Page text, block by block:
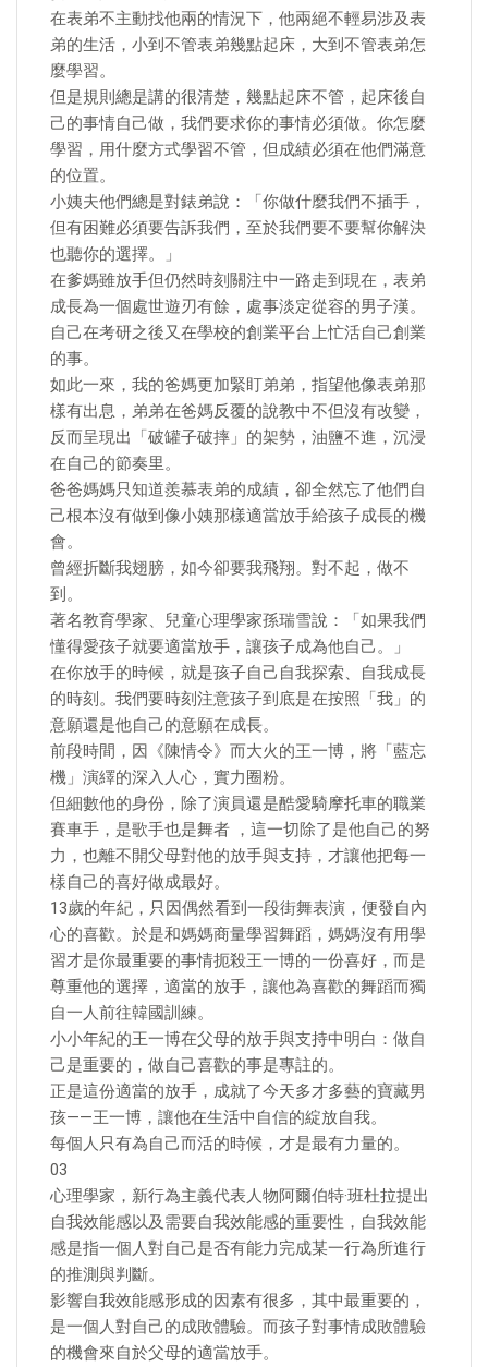
在表弟不主動找他兩的情況下，他兩絕不輕易涉及表
弟的生活，小到不管表弟幾點起床，大到不管表弟怎
麼學習。
但是規則總是講的很清楚，幾點起床不管，起床後自
己的事情自己做，我們要求你的事情必須做。你怎麼
學習，用什麼方式學習不管，但成績必須在他們滿意
的位置。
小姨夫他們總是對錶弟說：「你做什麼我們不插手，
但有困難必須要告訴我們，至於我們要不要幫你解決
也聽你的選擇。」
在爹媽雖放手但仍然時刻關注中一路走到現在，表弟
成長為一個處世遊刃有餘，處事淡定從容的男子漢。
自己在考研之後又在學校的創業平台上忙活自己創業
的事。
如此一來，我的爸媽更加緊盯弟弟，指望他像表弟那
樣有出息，弟弟在爸媽反覆的說教中不但沒有改變，
反而呈現出「破罐子破摔」的架勢，油鹽不進，沉浸
在自己的節奏里。
爸爸媽媽只知道羨慕表弟的成績，卻全然忘了他們自
己根本沒有做到像小姨那樣適當放手給孩子成長的機
會。
曾經折斷我翅膀，如今卻要我飛翔。對不起，做不
到。
著名教育學家、兒童心理學家孫瑞雪說：「如果我們
懂得愛孩子就要適當放手，讓孩子成為他自己。」
在你放手的時候，就是孩子自己自我探索、自我成長
的時刻。我們要時刻注意孩子到底是在按照「我」的
意願還是他自己的意願在成長。
前段時間，因《陳情令》而大火的王一博，將「藍忘
機」演繹的深入人心，實力圈粉。
但細數他的身份，除了演員還是酷愛騎摩托車的職業
賽車手，是歌手也是舞者 ，這一切除了是他自己的努
力，也離不開父母對他的放手與支持，才讓他把每一
樣自己的喜好做成最好。
13歲的年紀，只因偶然看到一段街舞表演，便發自內
心的喜歡。於是和媽媽商量學習舞蹈，媽媽沒有用學
習才是你最重要的事情扼殺王一博的一份喜好，而是
尊重他的選擇，適當的放手，讓他為喜歡的舞蹈而獨
自一人前往韓國訓練。
小小年紀的王一博在父母的放手與支持中明白：做自
己是重要的，做自己喜歡的事是專註的。
正是這份適當的放手，成就了今天多才多藝的寶藏男
孩——王一博，讓他在生活中自信的綻放自我。
每個人只有為自己而活的時候，才是最有力量的。
03
心理學家，新行為主義代表人物阿爾伯特·班杜拉提出
自我效能感以及需要自我效能感的重要性，自我效能
感是指一個人對自己是否有能力完成某一行為所進行
的推測與判斷。
影響自我效能感形成的因素有很多，其中最重要的，
是一個人對自己的成敗體驗。而孩子對事情成敗體驗
的機會來自於父母的適當放手。